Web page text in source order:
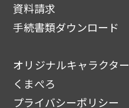
資料請求
手続書類ダウンロード
オリジナルキャラクター
くまぺろ
プライバシーポリシー